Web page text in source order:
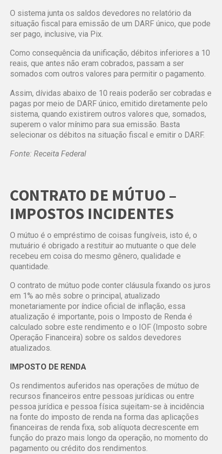
O sistema junta os saldos devedores no relatório da
situação fiscal para emissão de um DARF único, que pode
ser pago, inclusive, via Pix.
Como consequência da unificação, débitos inferiores a 10
reais, que antes não eram cobrados, passam a ser
somados com outros valores para permitir o pagamento.
Assim, dívidas abaixo de 10 reais poderão ser cobradas e
pagas por meio de DARF único, emitido diretamente pelo
sistema, quando existirem outros valores que, somados,
superem o valor mínimo para sua emissão. Basta
selecionar os débitos na situação fiscal e emitir o DARF.
Fonte: Receita Federal
CONTRATO DE MÚTUO –
IMPOSTOS INCIDENTES
O mútuo é o empréstimo de coisas fungíveis, isto é, o
mutuário é obrigado a restituir ao mutuante o que dele
recebeu em coisa do mesmo gênero, qualidade e
quantidade.
O contrato de mútuo pode conter cláusula fixando os juros
em 1% ao mês sobre o principal, atualizado
monetariamente por índice oficial de inflação, essa
atualização é importante, pois o Imposto de Renda é
calculado sobre este rendimento e o IOF (Imposto sobre
Operação Financeira) sobre os saldos devedores
atualizados.
IMPOSTO DE RENDA
Os rendimentos auferidos nas operações de mútuo de
recursos financeiros entre pessoas jurídicas ou entre
pessoa jurídica e pessoa física sujeitam-se à incidência
na fonte do imposto de renda na forma das aplicações
financeiras de renda fixa, sob alíquota decrescente em
função do prazo mais longo da operação, no momento do
pagamento ou crédito dos rendimentos.